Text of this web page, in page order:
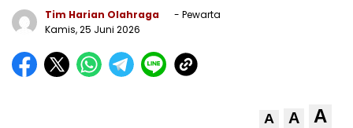
Tim Harian Olahraga
- Pewarta
Kamis, 25 Juni 2026
A A A